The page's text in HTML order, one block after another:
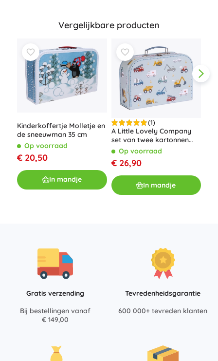
Vergelijkbare producten
Kinderkoffertje Molletje en
de sneeuwman 35 cm
Op voorraad
€ 20,50
In mandje
(1)
A Little Lovely Company
set van twee kartonnen
kinderkoffertjes met
bosdierenmotief –
Voertuigen
Op voorraad
€ 26,90
In mandje
Gratis verzending
Bij bestellingen vanaf
€ 149,00
Tevredenheidsgarantie
600 000+ tevreden klanten